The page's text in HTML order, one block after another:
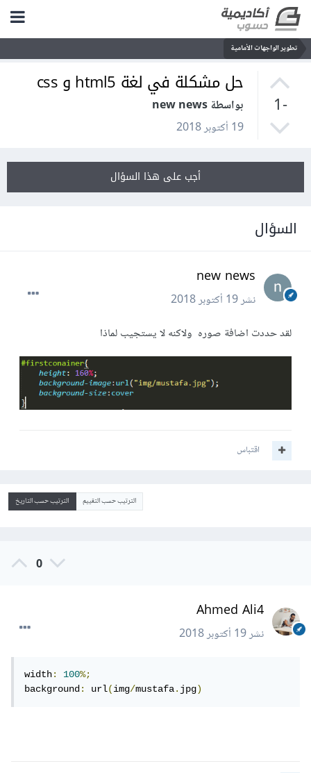
تطوير الواجهات الأمامية
-1
حل مشكلة في لغة html5 و css
بواسطة new news
19 أكتوبر 2018
أجب على هذا السؤال
السؤال
new news
نشر19 أكتوبر 2018
لقد حددت اضافة صوره ولاكنه لا يستجيب لماذا
اقتباس
الترتيب حسب التقييم الترتيب حسب التاريخ
0
Ahmed Ali4
نشر19 أكتوبر 2018
width: 100%;
background: url(img/mustafa.jpg)